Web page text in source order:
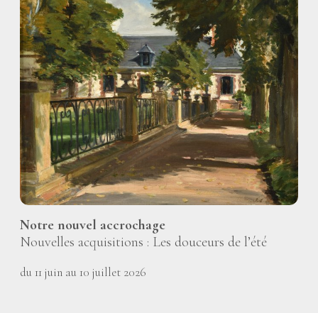
Notre nouvel accrochage
Nouvelles acquisitions : Les douceurs de l’été
du 11 juin au 10 juillet 2026